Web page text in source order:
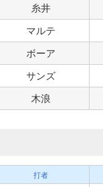
糸井
マルテ
ボーア
サンズ
木浪
打者